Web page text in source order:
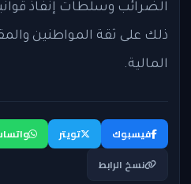
الضرائب وسلطات إنفاذ
ذلك على ثقة المواطنين
المالية.
فيسبوك تويتر
نسخ الرابط